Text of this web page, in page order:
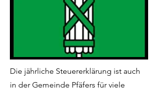
Die jährliche Steuererklärung ist auch
in der Gemeinde Pfäfers für viele